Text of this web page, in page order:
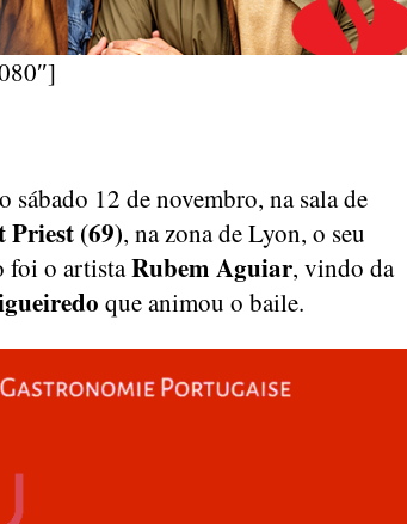
sábado 12 de novembro, na sala de
Priest (69), na zona de Lyon, o seu
foi o artistaRubem Aguiar, vindo da
que animou o baile.